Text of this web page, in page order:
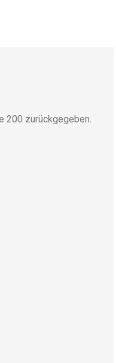
200 zurückgegeben.